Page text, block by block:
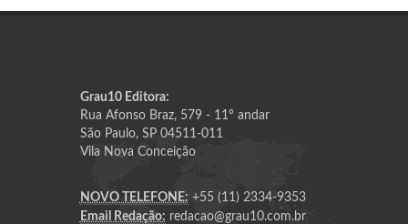
Grau10 Editora:
Rua Afonso Braz, 579 - 11º andar
São Paulo, SP 04511-011
Vila Nova Conceição
NOVO TELEFONE: +55 (11) 2334-9353
Email Redação: redacao@grau10.com.br